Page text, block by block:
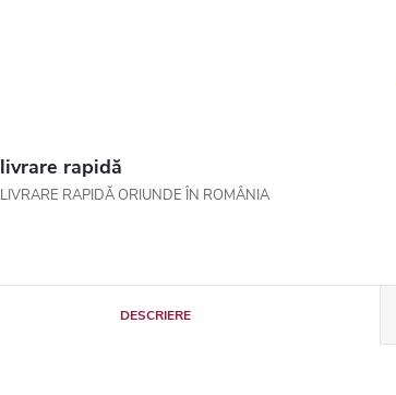
livrare rapidă
LIVRARE RAPIDĂ ORIUNDE ÎN ROMÂNIA
DESCRIERE